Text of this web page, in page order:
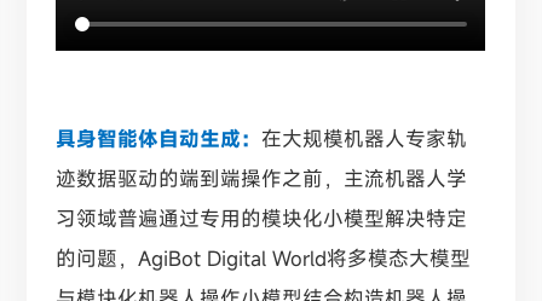
具身智能体自动生成： 在大规模机器人专家轨
迹数据驱动的端到端操作之前，主流机器人学
习领域普遍通过专用的模块化小模型解决特定
的问题，AgiBot Digital World将多模态大模型